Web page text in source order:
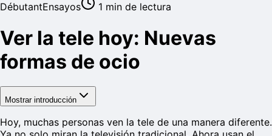
DébutantEnsayos 1 min de lectura
Ver la tele hoy: Nuevas
formas de ocio
Mostrar introducción
Hoy, muchas personas ven la tele de una manera diferente.